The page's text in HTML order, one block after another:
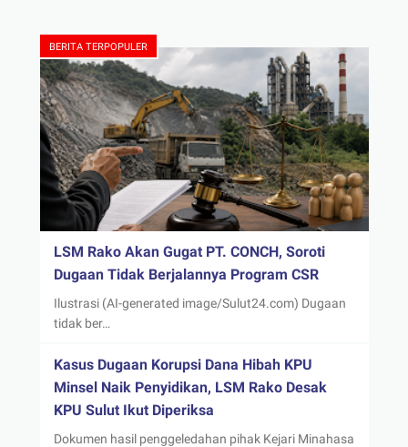
BERITA TERPOPULER
LSM Rako Akan Gugat PT. CONCH, Soroti
Dugaan Tidak Berjalannya Program CSR
Ilustrasi (AI-generated image/Sulut24.com) Dugaan
tidak ber…
Kasus Dugaan Korupsi Dana Hibah KPU
Minsel Naik Penyidikan, LSM Rako Desak
KPU Sulut Ikut Diperiksa
Dokumen hasil penggeledahan pihak Kejari Minahasa